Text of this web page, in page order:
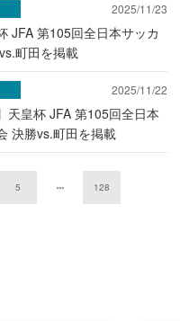
2025/11/23
JFA 第105回全日本サッカ
町田を掲載
2025/11/22
天皇杯 JFA 第105回全日本
決勝vs.町田を掲載
5 128